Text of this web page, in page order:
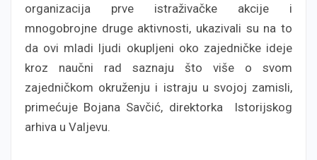
organizacija prve istraživačke akcije i
mnogobrojne druge aktivnosti, ukazivali su na to
da ovi mladi ljudi okupljeni oko zajedničke ideje
kroz naučni rad saznaju što više o svom
zajedničkom okruženju i istraju u svojoj zamisli,
primećuje Bojana Savčić, direktorka Istorijskog
arhiva u Valjevu.